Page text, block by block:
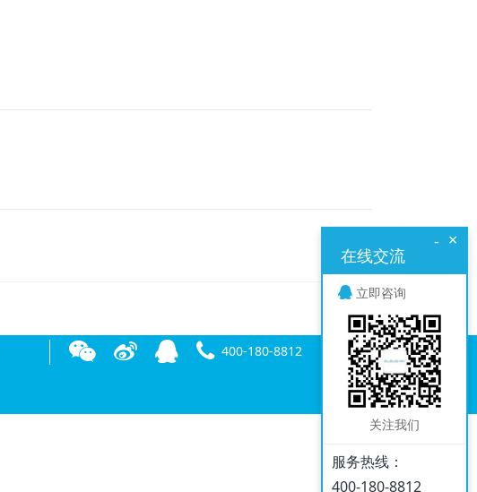
400-180-8812
×
-
在线交流
立即咨询
关注我们
服务热线：
400-180-8812